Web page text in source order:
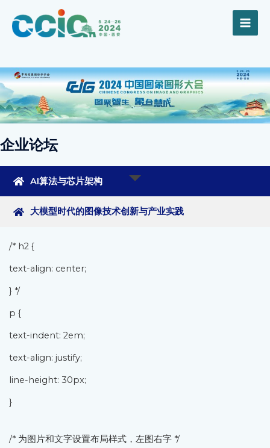
企业论坛
AI算法与芯片架构
大模型时代的图像技术创新与产业实践
/* h2 {
text-align: center;
} */
p {
text-indent: 2em;
text-align: justify;
line-height: 30px;
}
/* 为图片和文字设置布局样式，左图右字 */